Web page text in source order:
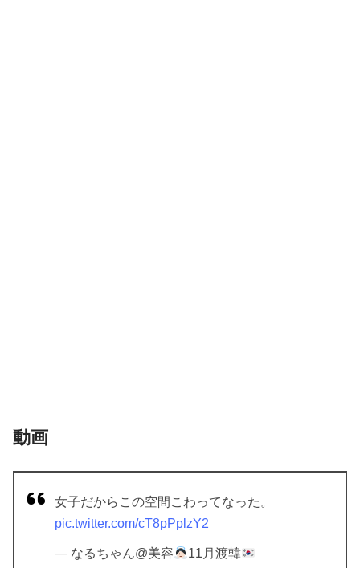
動画
女子だからこの空間こわってなった。
pic.twitter.com/cT8pPplzY2
— なるちゃん@美容 11月渡韓